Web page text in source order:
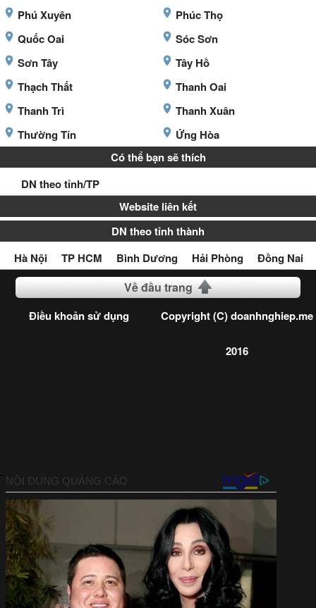
Phú Xuyên
Phúc Thọ
Quốc Oai
Sóc Sơn
Sơn Tây
Tây Hồ
Thạch Thất
Thanh Oai
Thanh Trì
Thanh Xuân
Thường Tín
Ứng Hòa
Có thể bạn sẽ thích
DN theo tỉnh/TP
Website liên kết
DN theo tỉnh thành
Hà Nội
TP HCM Bình Dương Hải Phòng Đồng Nai
Về đầu trang
Điều khoản sử dụng Copyright (C) doanhnghiep.me
2016